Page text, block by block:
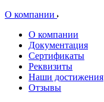
О компании
О компании
Документация
Сертификаты
Реквизиты
Наши достижения
Отзывы